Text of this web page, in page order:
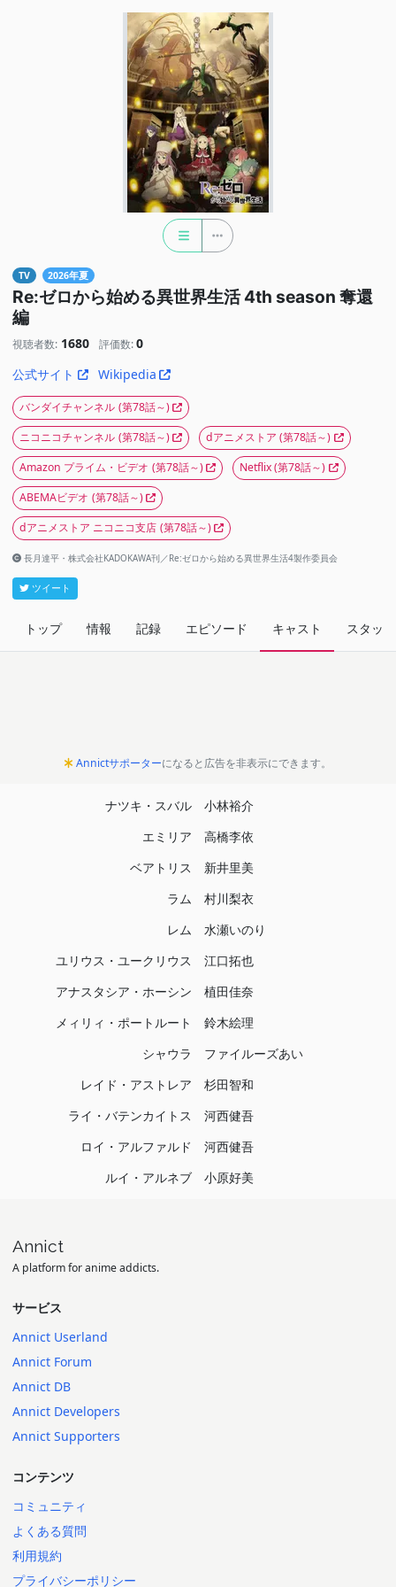
TV 2026年夏
Re:ゼロから始める異世界生活 4th season 奪還
編
視聴者数: 1680 評価数: 0
公式サイト
Wikipedia
バンダイチャンネル (第78話～)
ニコニコチャンネル (第78話～) dアニメストア (第78話～)
Amazon プライム・ビデオ (第78話～) Netflix (第78話～)
ABEMAビデオ (第78話～)
dアニメストア ニコニコ支店 (第78話～)
長月達平・株式会社KADOKAWA刊／Re:ゼロから始める異世界生活4製作委員会
ツイート
トップ 情報 記録 エピソード キャスト スタッフ
Annictサポーターになると広告を非表示にできます。
ナツキ・スバル
小林裕介
エミリア
高橋李依
ベアトリス
新井里美
ラム
村川梨衣
レム
水瀬いのり
ユリウス・ユークリウス
江口拓也
アナスタシア・ホーシン
植田佳奈
メィリィ・ポートルート
鈴木絵理
シャウラ
ファイルーズあい
レイド・アストレア
杉田智和
ライ・バテンカイトス
河西健吾
ロイ・アルファルド
河西健吾
ルイ・アルネブ
小原好美
Annict
A platform for anime addicts.
サービス
Annict Userland
Annict Forum
Annict DB
Annict Developers
Annict Supporters
コンテンツ
コミュニティ
よくある質問
利用規約
プライバシーポリシー